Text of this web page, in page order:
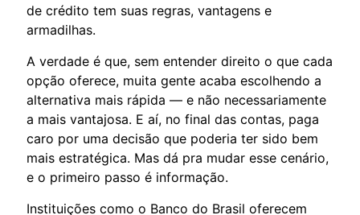
de crédito tem suas regras, vantagens e
armadilhas.
A verdade é que, sem entender direito o que cada
opção oferece, muita gente acaba escolhendo a
alternativa mais rápida — e não necessariamente
a mais vantajosa. E aí, no final das contas, paga
caro por uma decisão que poderia ter sido bem
mais estratégica. Mas dá pra mudar esse cenário,
e o primeiro passo é informação.
Instituições como o Banco do Brasil oferecem